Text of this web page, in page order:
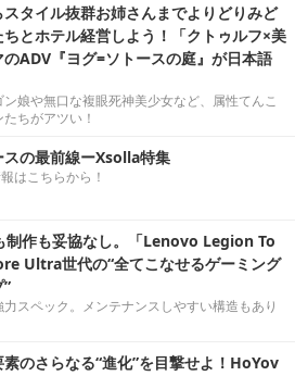
タイル抜群お姉さんまでよりどりみど
ちとホテル経営しよう！「クトゥルフ×美
ADV『ヨグ=ソトースの庭』が日本語
娘や無口な複眼死神美少女など、属性てんこ
ちがアツい！
スの最前線ーXsolla特集
はこちらから！
制作も妥協なし。「Lenovo Legion To
Ultra世代の“全てこなせるゲーミング
スペック。メンテナンスしやすい構造もあり
のさらなる“進化”を目撃せよ！HoYov